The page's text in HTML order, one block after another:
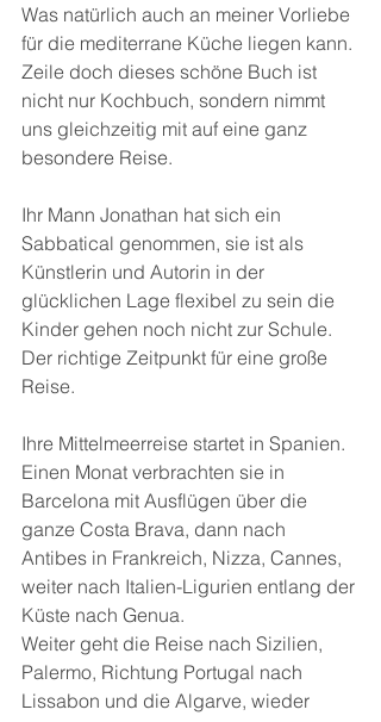
Was natürlich auch an meiner Vorliebe
für die mediterrane Küche liegen kann.
Zeile doch dieses schöne Buch ist
nicht nur Kochbuch, sondern nimmt
uns gleichzeitig mit auf eine ganz
besondere Reise.
Ihr Mann Jonathan hat sich ein
Sabbatical genommen, sie ist als
Künstlerin und Autorin in der
glücklichen Lage flexibel zu sein die
Kinder gehen noch nicht zur Schule.
Der richtige Zeitpunkt für eine große
Reise.
Ihre Mittelmeerreise startet in Spanien.
Einen Monat verbrachten sie in
Barcelona mit Ausflügen über die
ganze Costa Brava, dann nach
Antibes in Frankreich, Nizza, Cannes,
weiter nach Italien-Ligurien entlang der
Küste nach Genua.
Weiter geht die Reise nach Sizilien,
Palermo, Richtung Portugal nach
Lissabon und die Algarve, wieder